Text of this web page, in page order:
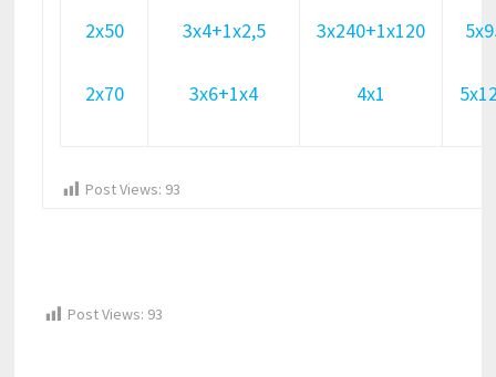
2х50
2х70
3х4+1х2,5
3х6+1х4
3х240+1х120
4х1
Post Views: 93
Post Views: 93